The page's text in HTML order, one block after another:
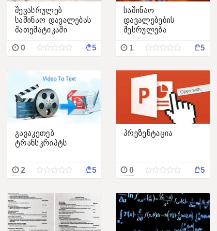
შევასრულებ
საშინაო დავალებას
მათემატიკაში
0 ¢5
საშინაო
დავალებების
შესრულება
1 ¢5
გავაკეთებ
ტრანსკრიპტს
2 ¢5
პრეზენტაცია
0 ¢5